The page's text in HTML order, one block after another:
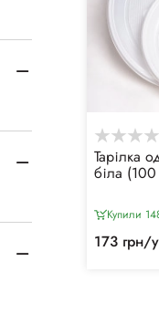
Тарілка
біла
Купили
173 грн/